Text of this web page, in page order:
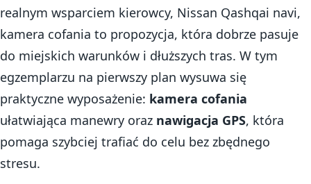
realnym wsparciem kierowcy, Nissan Qashqai navi,
kamera cofania to propozycja, która dobrze pasuje
do miejskich warunków i dłuższych tras. W tym
egzemplarzu na pierwszy plan wysuwa się
praktyczne wyposażenie: kamera cofania
ułatwiająca manewry oraz nawigacja GPS, która
pomaga szybciej trafiać do celu bez zbędnego
stresu.